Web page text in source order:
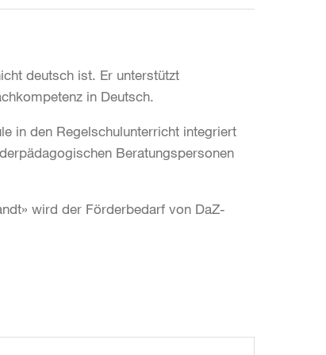
deutsch ist. Er unterstützt
in Deutsch.
in den Regelschulunterricht integriert
Beratungspersonen
wird der Förderbedarf von DaZ-